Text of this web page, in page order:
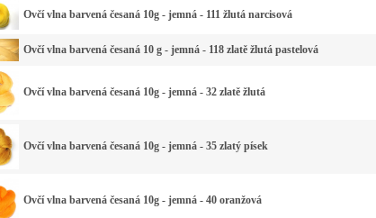
Ovčí vlna barvená česaná 10g - jemná - 111 žlutá narcisová
Ovčí vlna barvená česaná 10 g - jemná - 118 zlatě žlutá pastelová
Ovčí vlna barvená česaná 10g - jemná - 32 zlatě žlutá
Ovčí vlna barvená česaná 10g - jemná - 35 zlatý písek
Ovčí vlna barvená česaná 10g - jemná - 40 oranžová